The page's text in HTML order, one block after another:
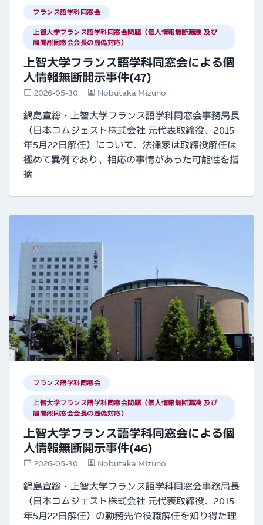
フランス語学科同窓会
上智大学フランス語学科同窓会問題（個人情報無断漏洩 及び
風間烈同窓会会長の虚偽対応）
上智大学フランス語学科同窓会による個
人情報無断開示事件(47)
2026-05-30 Nobutaka Mizuno
鍋島宣総・上智大学フランス語学科同窓会事務局長
（日本コムジェスト株式会社 元代表取締役、2015
年5月22日解任）について、法律家は取締役解任は
極めて異例であり、相応の事情があった可能性を指
摘
フランス語学科同窓会
上智大学フランス語学科同窓会問題（個人情報無断漏洩 及び
風間烈同窓会会長の虚偽対応）
上智大学フランス語学科同窓会による個
人情報無断開示事件(46)
2026-05-30 Nobutaka Mizuno
鍋島宣総・上智大学フランス語学科同窓会事務局長
（日本コムジェスト株式会社 元代表取締役、2015
年5月22日解任）の勤務先や役職解任を知り得た理